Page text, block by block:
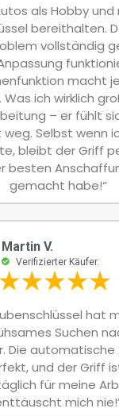
als Hobby
bereithalten.
vollständig
macht
ich wirklich
– er fühlt
Selbst wenn
bleibt der Griff
besten
gemacht habe!“
Martin V.
Verifizierter Käufer.
hat
Suchen
Die automatische
und der Griff
für meine
mich